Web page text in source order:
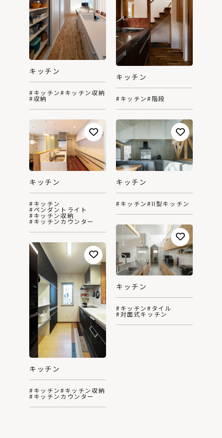
キッチン
#キッチン#キッチン収納
#収納
キッチン
#キッチン#階段
キッチン
#キッチン
#ペンダントライト
#キッチン収納
#キッチンカウンター
キッチン
#キッチン#II型キッチン
キッチン
#キッチン#タイル
#対面式キッチン
キッチン
#キッチン#キッチン収納
#キッチンカウンター